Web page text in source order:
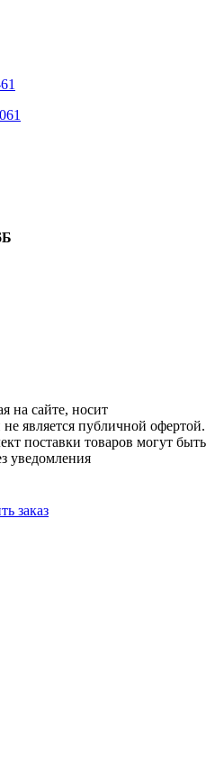
на сайте, носит
является публичной офертой.
поставки товаров могут быть
уведомления
заказ